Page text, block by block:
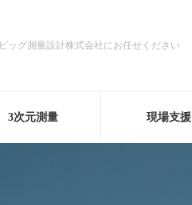
ッグ測量設計株式会社にお任せください
3次元測量 現場支援